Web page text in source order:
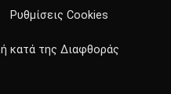
Ρυθμίσεις Cookies
κατά της Διαφθοράς